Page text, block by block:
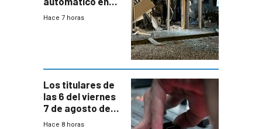
Parque Miramar;
Hace 7 horas
Los titulares de
las 6 del viernes
7 de agosto de
2026
Hace 8 horas